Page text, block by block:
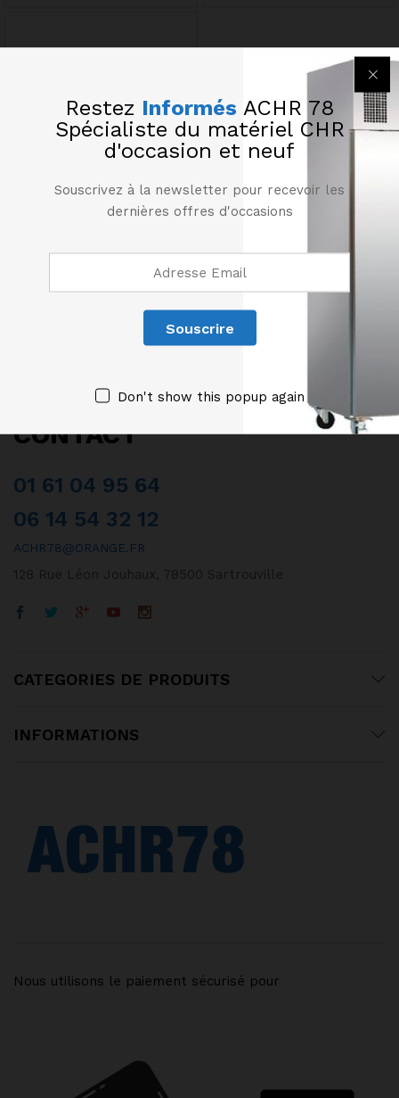
Wok Induction 7000 W
3150,00€ HT
CONTACT
01 61 04 95 64
06 14 54 32 12
ACHR78@ORANGE.FR
CATEGORIES DE PRODUITS
INFORMATIONS
Nous utilisons le paiement sécurisé pour
Restez Informés ACHR 78
Spécialiste du matériel CHR
d'occasion et neuf
Souscrivez à la newsletter pour recevoir les
dernières offres d'occasions
Don't show this popup again